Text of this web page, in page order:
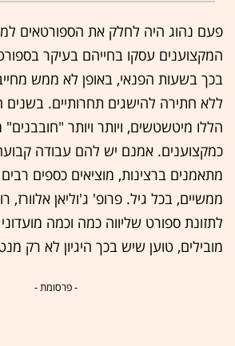
פעם נהוג היה לחלק את הספורטאים
המקצוענים עסקו בחייהם בעיקר
בכך בשעות הפנאי, באופן לא ממש
ללא חתירה להישגים תחרותיים. בשנים
הללו מיטשטשים, ויותר ויותר
כמקצוענים. אמנם יש להם עבודה
מתאמנים ברצינות, מוציאים כספים
ממשיים, בכל גיל. פרופ' ג'וליאן אלוורז,
לתזונת ספורט שליווה כמה וכמה
מובילים, טוען שיש בכך היגיון לא רק
- פרסומת -